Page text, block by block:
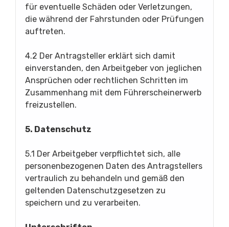
für eventuelle Schäden oder Verletzungen,
die während der Fahrstunden oder Prüfungen
auftreten.
4.2 Der Antragsteller erklärt sich damit
einverstanden, den Arbeitgeber von jeglichen
Ansprüchen oder rechtlichen Schritten im
Zusammenhang mit dem Führerscheinerwerb
freizustellen.
5. Datenschutz
5.1 Der Arbeitgeber verpflichtet sich, alle
personenbezogenen Daten des Antragstellers
vertraulich zu behandeln und gemäß den
geltenden Datenschutzgesetzen zu
speichern und zu verarbeiten.